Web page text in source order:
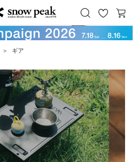
Snow Peak
お
気
り
カ
ー
＞ ギア